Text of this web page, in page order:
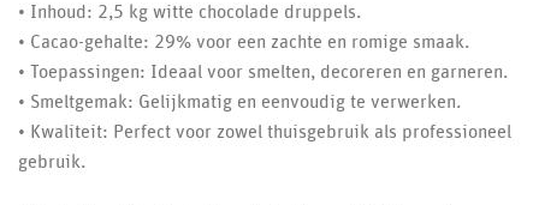
• Inhoud: 2,5 kg witte chocolade druppels.
• Cacao-gehalte: 29% voor een zachte en romige smaak.
• Toepassingen: Ideaal voor smelten, decoreren en garneren.
• Smeltgemak: Gelijkmatig en eenvoudig te verwerken.
• Kwaliteit: Perfect voor zowel thuisgebruik als professioneel
gebruik.